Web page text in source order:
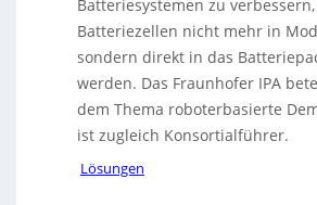
Fokus auf vier Themen: laserbasierte
strukturgebender Pack-Elemente,
von Kleb-/Schaumstoffen und
des
sowie ökologische und ökonomische
Prozesse. Ziel ist einmodulares,
Demontagesystem mit vier Stationen
wie Reparatur und Remanufacturing zerlegt.
Batteriesystemen zu
Batteriezellen nicht mehr in
sondern direkt in das
werden. Das Fraunhofer IPA
dem Thema roboterbasierte
ist zugleich Konsortialführer.
Lösungen